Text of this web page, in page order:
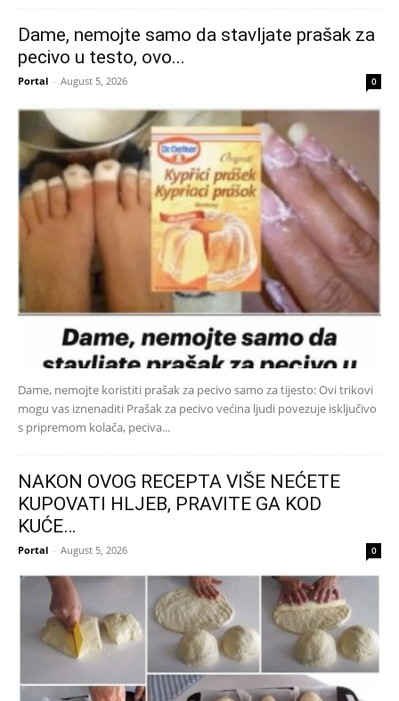
Dame, nemojte samo da stavljate prašak za
pecivo u testo, ovo...
Portal - August 5, 2026 0
Dame, nemojte koristiti prašak za pecivo samo za tijesto: Ovi trikovi
mogu vas iznenaditi Prašak za pecivo većina ljudi povezuje isključivo
s pripremom kolača, peciva...
NAKON OVOG RECEPTA VIŠE NEĆETE
KUPOVATI HLJEB, PRAVITE GA KOD
KUĆE…
Portal - August 5, 2026 0